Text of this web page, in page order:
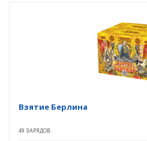
Взятие Берлина
49 ЗАРЯДОВ